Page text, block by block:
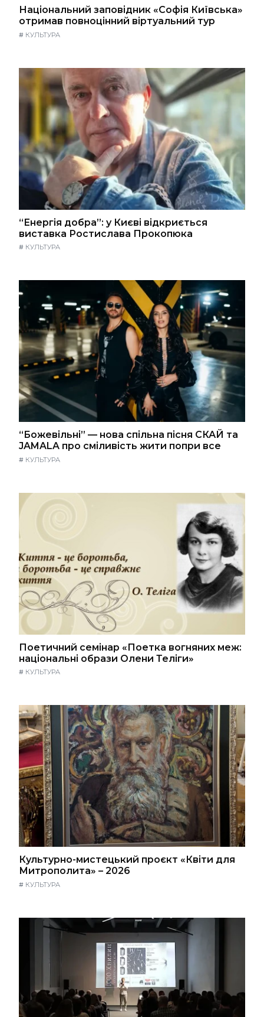
Національний заповідник «Софія Київська»
отримав повноцінний віртуальний тур
# КУЛЬТУРА
“Енергія добра”: у Києві відкриється
виставка Ростислава Прокопюка
# КУЛЬТУРА
“Божевільні” — нова спільна пісня СКАЙ та
JAMALA про сміливість жити попри все
# КУЛЬТУРА
Поетичний семінар «Поетка вогняних меж:
національні образи Олени Теліги»
# КУЛЬТУРА
Культурно-мистецький проєкт «Квіти для
Митрополита» – 2026
# КУЛЬТУРА